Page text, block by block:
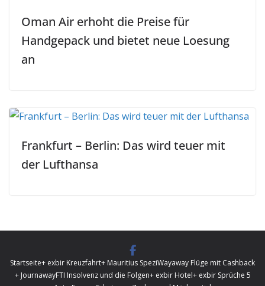
Oman Air erhoht die Preise für
Handgepack und bietet neue Loesung
an
Frankfurt – Berlin: Das wird teuer mit
der Lufthansa
Startseite+ exbir Kreuzfahrt+ Mauritius SpeziWayaway Flüge mit Cashback
+ JournawayFTI Insolvenz und die Folgen+ exbir Hotel+ exbir Sprüche 5